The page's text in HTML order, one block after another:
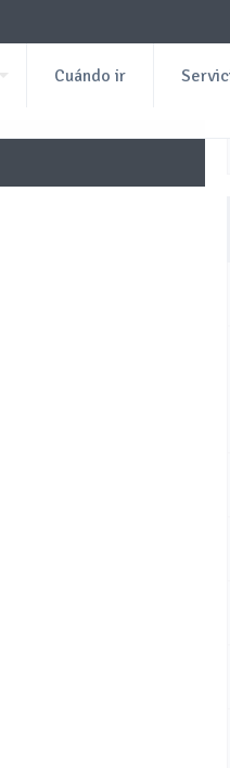
Cuándo ir